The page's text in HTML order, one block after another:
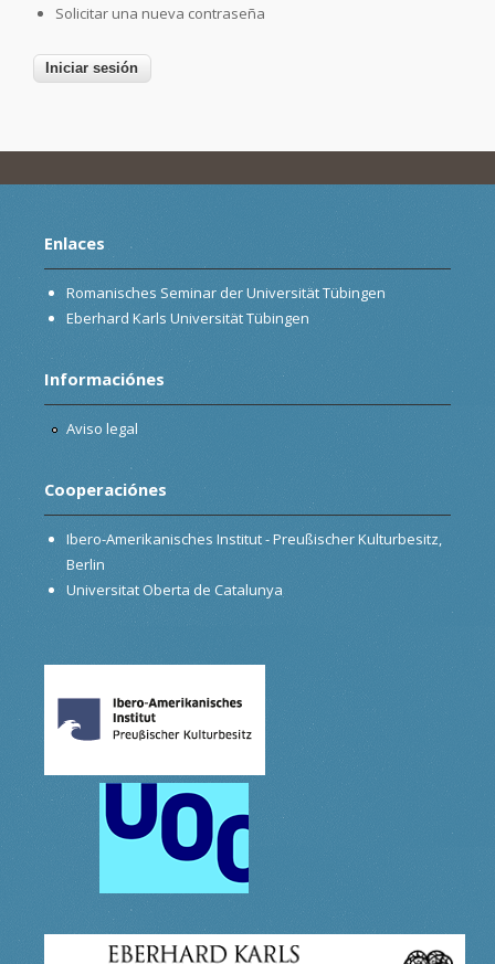
Solicitar una nueva contraseña
Enlaces
Romanisches Seminar der Universität Tübingen
Eberhard Karls Universität Tübingen
Informaciónes
Aviso legal
Cooperaciónes
Ibero-Amerikanisches Institut - Preußischer Kulturbesitz,
Berlin
Universitat Oberta de Catalunya